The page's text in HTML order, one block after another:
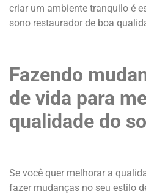
criar um ambiente tranquilo é
sono restaurador de boa
Fazendo
de vida para
qualidade do
Se você quer melhorar a
fazer mudanças no seu estilo